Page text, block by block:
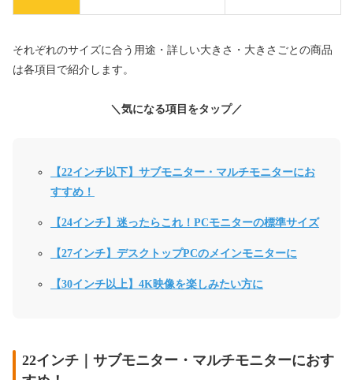
それぞれのサイズに合う用途・詳しい大きさ・大きさごとの商品
は各項目で紹介します。
＼気になる項目をタップ／
【22インチ以下】サブモニター・マルチモニターにお
すすめ！
【24インチ】迷ったらこれ！PCモニターの標準サイズ
【27インチ】デスクトップPCのメインモニターに
【30インチ以上】4K映像を楽しみたい方に
22インチ｜サブモニター・マルチモニターにおす